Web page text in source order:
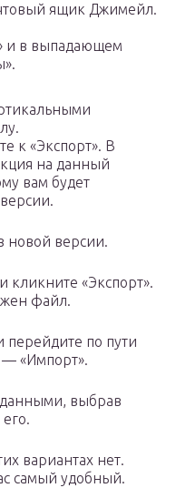
ящик Джимейл.
и в выпадающем
к «Экспорт». В
на данный
вам будет
новой версии.
«Экспорт».
файл.
перейдите по пути
«Импорт».
выбрав
вариантах нет.
самый удобный.